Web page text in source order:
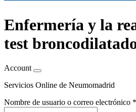
Enfermería y la
test
Account
Servicios Online de Neumomadrid
Nombre de usuario o correo electrónico *